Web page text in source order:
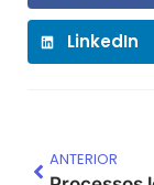
LinkedIn
ANTERIOR